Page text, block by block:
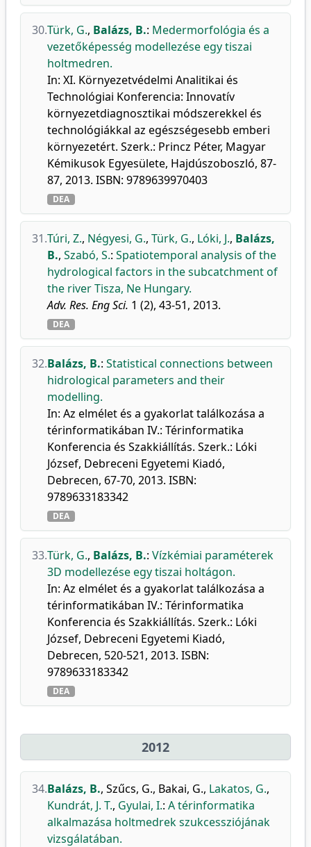
30.Türk, G., Balázs, B.: Medermorfológia és a
vezetőképesség modellezése egy tiszai
holtmedren.
In: XI. Környezetvédelmi Analitikai és
Technológiai Konferencia: Innovatív
környezetdiagnosztikai módszerekkel és
technológiákkal az egészségesebb emberi
környezetért. Szerk.: Princz Péter, Magyar
Kémikusok Egyesülete, Hajdúszoboszló, 87-
87, 2013. ISBN: 9789639970403
DEA
31.Túri, Z., Négyesi, G., Türk, G., Lóki, J., Balázs,
B., Szabó, S.: Spatiotemporal analysis of the
hydrological factors in the subcatchment of
the river Tisza, Ne Hungary.
Adv. Res. Eng Sci. 1 (2), 43-51, 2013.
DEA
32.Balázs, B.: Statistical connections between
hidrological parameters and their
modelling.
In: Az elmélet és a gyakorlat találkozása a
térinformatikában IV.: Térinformatika
Konferencia és Szakkiállítás. Szerk.: Lóki
József, Debreceni Egyetemi Kiadó,
Debrecen, 67-70, 2013. ISBN:
9789633183342
DEA
33.Türk, G., Balázs, B.: Vízkémiai paraméterek
3D modellezése egy tiszai holtágon.
In: Az elmélet és a gyakorlat találkozása a
térinformatikában IV.: Térinformatika
Konferencia és Szakkiállítás. Szerk.: Lóki
József, Debreceni Egyetemi Kiadó,
Debrecen, 520-521, 2013. ISBN:
9789633183342
DEA
2012
34.Balázs, B., Szűcs, G., Bakai, G., Lakatos, G.,
Kundrát, J. T., Gyulai, I.: A térinformatika
alkalmazása holtmedrek szukcessziójának
vizsgálatában.